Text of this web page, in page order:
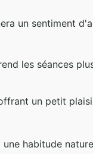
un sentiment
les séances
un petit
une habitude